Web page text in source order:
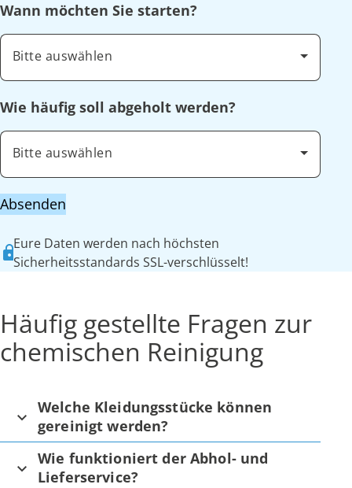
Wann möchten Sie starten?
Bitte auswählen
Wie häufig soll abgeholt werden?
Bitte auswählen
Absenden
Eure Daten werden nach höchsten
Sicherheitsstandards SSL-verschlüsselt!
Häufig gestellte Fragen zur
chemischen Reinigung
Welche Kleidungsstücke können
gereinigt werden?
Wie funktioniert der Abhol- und
Lieferservice?